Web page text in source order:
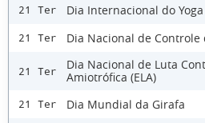
21 Ter Dia Internacional do Yoga
21 Ter Dia Nacional de Controle
21 Ter
Dia Nacional de Luta
Amiotrófica (ELA)
21 Ter Dia Mundial da Girafa